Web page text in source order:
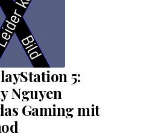
5:
Nguyen
Gaming mit